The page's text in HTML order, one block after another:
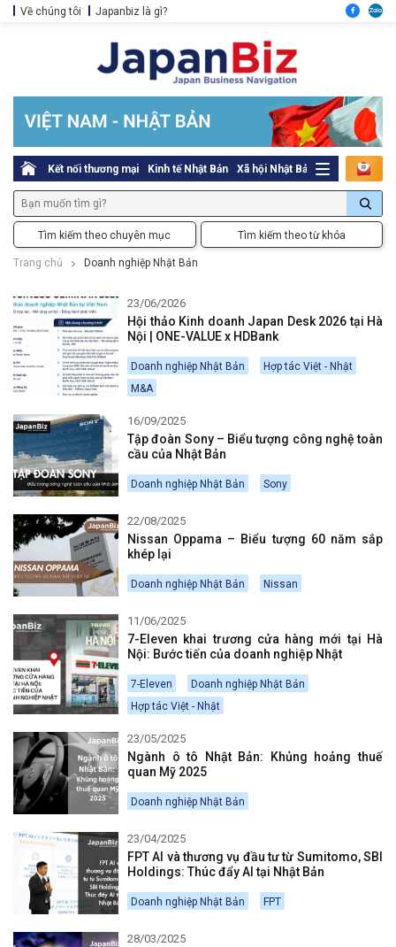
Về chúng tôi Japanbiz là gì?
Kết nối thương mại Kinh tế Nhật Bản Xã hội Nhật Bản Thủ tục pháp
Tìm kiếm theo chuyên mục Tìm kiếm theo từ khóa
Trang chủ Doanh nghiệp Nhật Bản
23/06/2026
Hội thảo Kinh doanh Japan Desk 2026 tại Hà
Nội | ONE-VALUE x HDBank
Doanh nghiệp Nhật Bản
Hợp tác Việt - Nhật
M&A
16/09/2025
Tập đoàn Sony – Biểu tượng công nghệ toàn
cầu của Nhật Bản
Doanh nghiệp Nhật Bản Sony
22/08/2025
Nissan Oppama – Biểu tượng 60 năm sắp
khép lại
Doanh nghiệp Nhật Bản Nissan
11/06/2025
7-Eleven khai trương cửa hàng mới tại Hà
Nội: Bước tiến của doanh nghiệp Nhật
7-Eleven
Doanh nghiệp Nhật Bản
Hợp tác Việt - Nhật
23/05/2025
Ngành ô tô Nhật Bản: Khủng hoảng thuế
quan Mỹ 2025
Doanh nghiệp Nhật Bản
23/04/2025
FPT AI và thương vụ đầu tư từ Sumitomo, SBI
Holdings: Thúc đẩy AI tại Nhật Bản
Doanh nghiệp Nhật Bản FPT
28/03/2025